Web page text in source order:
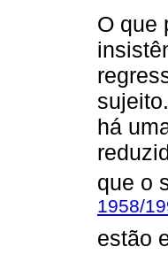
O que
há
que o
1958/
estão